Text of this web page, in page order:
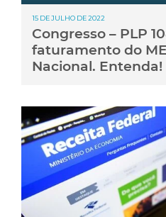
15 DE JULHO DE 2022
Congresso – PLP
faturamento do
Nacional. Entenda!